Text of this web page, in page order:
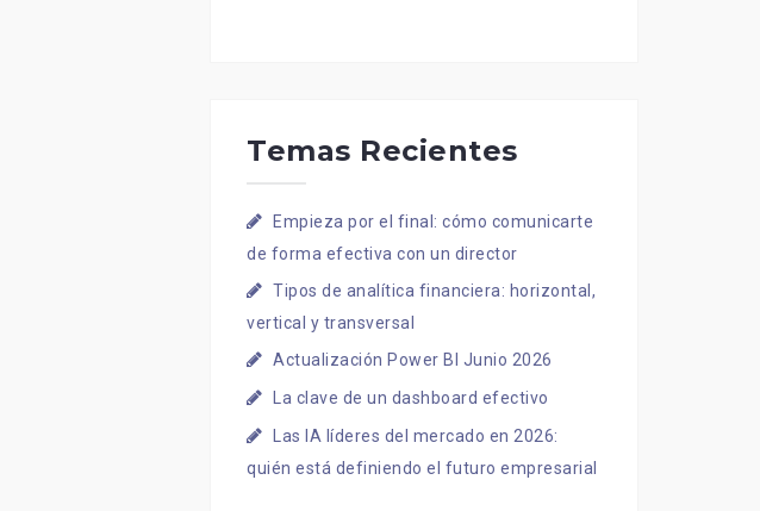
Temas Recientes
Empieza por el final: cómo comunicarte
de forma efectiva con un director
Tipos de analítica financiera: horizontal,
vertical y transversal
Actualización Power BI Junio 2026
La clave de un dashboard efectivo
Las IA líderes del mercado en 2026:
quién está definiendo el futuro empresarial